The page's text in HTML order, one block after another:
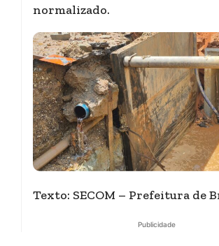
normalizado.
Texto: SECOM – Prefeitura de
Publicidade